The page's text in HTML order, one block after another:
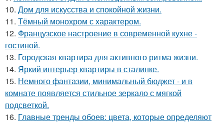
10. Дом для искусства и спокойной жизни.
11. Тёмный монохром с характером.
12. Французское настроение в современной кухне -
гостиной.
13. Городская квартира для активного ритма жизни.
14. Яркий интерьер квартиры в сталинке.
15. Немного фантазии, минимальный бюджет - и в
комнате появляется стильное зеркало с мягкой
подсветкой.
16. Главные тренды обоев: цвета, которые определяют